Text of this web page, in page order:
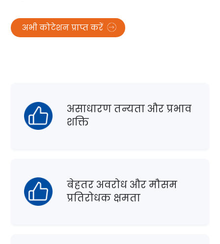
अभी कोटेशन प्राप्त करें
असाधारण तन्यता और प्रभाव
शक्ति
बेहतर अवरोध और मौसम
प्रतिरोधक क्षमता